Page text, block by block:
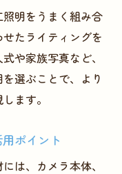
設備管理と安全
獲得術と事例紹
明をうまく組み合
たライティングを
や家族写真など、
選ぶことで、より
ます。
ポイント
は、カメラ本体、